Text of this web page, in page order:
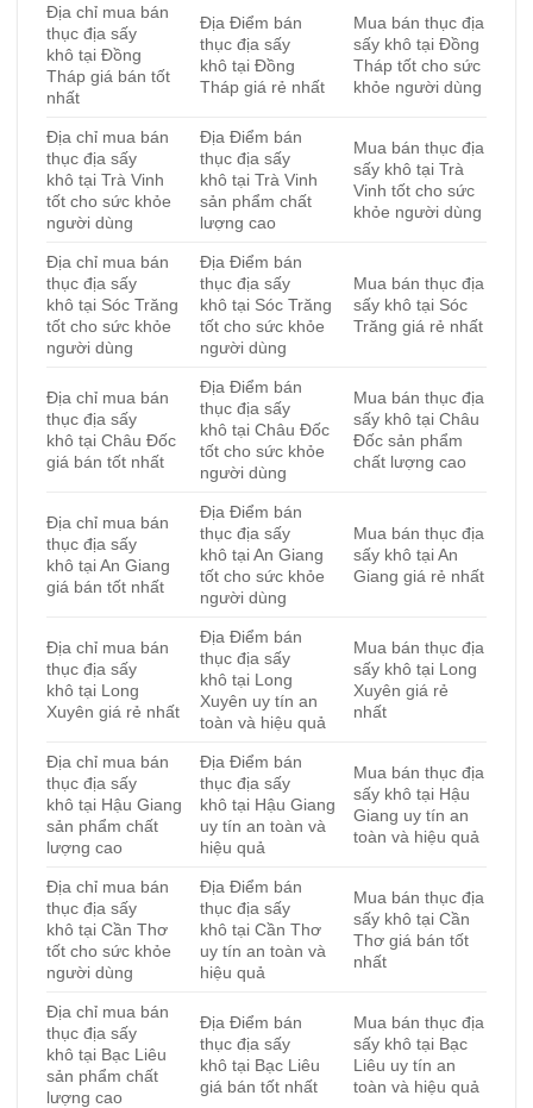
Địa chỉ mua bán
thục địa sấy
khô tại Đồng
Tháp giá bán tốt
nhất
Địa Điểm bán
thục địa sấy
khô tại Đồng
Tháp giá rẻ nhất
Mua bán thục địa
sấy khô tại Đồng
Tháp tốt cho sức
khỏe người dùng
Địa chỉ mua bán
thục địa sấy
khô tại Trà Vinh
tốt cho sức khỏe
người dùng
Địa Điểm bán
thục địa sấy
khô tại Trà Vinh
sản phẩm chất
lượng cao
Mua bán thục địa
sấy khô tại Trà
Vinh tốt cho sức
khỏe người dùng
Địa chỉ mua bán
thục địa sấy
khô tại Sóc Trăng
tốt cho sức khỏe
người dùng
Địa Điểm bán
thục địa sấy
khô tại Sóc Trăng
tốt cho sức khỏe
người dùng
Mua bán thục địa
sấy khô tại Sóc
Trăng giá rẻ nhất
Địa chỉ mua bán
thục địa sấy
khô tại Châu Đốc
giá bán tốt nhất
Địa Điểm bán
thục địa sấy
khô tại Châu Đốc
tốt cho sức khỏe
người dùng
Mua bán thục địa
sấy khô tại Châu
Đốc sản phẩm
chất lượng cao
Địa chỉ mua bán
thục địa sấy
khô tại An Giang
giá bán tốt nhất
Địa Điểm bán
thục địa sấy
khô tại An Giang
tốt cho sức khỏe
người dùng
Mua bán thục địa
sấy khô tại An
Giang giá rẻ nhất
Địa chỉ mua bán
thục địa sấy
khô tại Long
Xuyên giá rẻ nhất
Địa Điểm bán
thục địa sấy
khô tại Long
Xuyên uy tín an
toàn và hiệu quả
Mua bán thục địa
sấy khô tại Long
Xuyên giá rẻ
nhất
Địa chỉ mua bán
thục địa sấy
khô tại Hậu Giang
sản phẩm chất
lượng cao
Địa Điểm bán
thục địa sấy
khô tại Hậu Giang
uy tín an toàn và
hiệu quả
Mua bán thục địa
sấy khô tại Hậu
Giang uy tín an
toàn và hiệu quả
Địa chỉ mua bán
thục địa sấy
khô tại Cần Thơ
tốt cho sức khỏe
người dùng
Địa Điểm bán
thục địa sấy
khô tại Cần Thơ
uy tín an toàn và
hiệu quả
Mua bán thục địa
sấy khô tại Cần
Thơ giá bán tốt
nhất
Địa chỉ mua bán
thục địa sấy
khô tại Bạc Liêu
sản phẩm chất
lượng cao
Địa Điểm bán
thục địa sấy
khô tại Bạc Liêu
giá bán tốt nhất
Mua bán thục địa
sấy khô tại Bạc
Liêu uy tín an
toàn và hiệu quả